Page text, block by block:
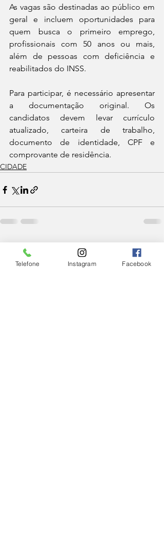
As vagas são destinadas ao público em
geral e incluem oportunidades para
quem busca o primeiro emprego,
profissionais com 50 anos ou mais,
além de pessoas com deficiência e
reabilitados do INSS.
Para participar, é necessário apresentar
a documentação original. Os
candidatos devem levar currículo
atualizado, carteira de trabalho,
documento de identidade, CPF e
comprovante de residência.
CIDADE
Posts Relacionados Ver tudo
Telefone Instagram Facebook